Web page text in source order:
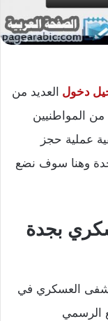
دخول العديد من
من المواطنيين
عملية حجز
وهنا سوف نضع
بجدة
العسكري في
الرسمي